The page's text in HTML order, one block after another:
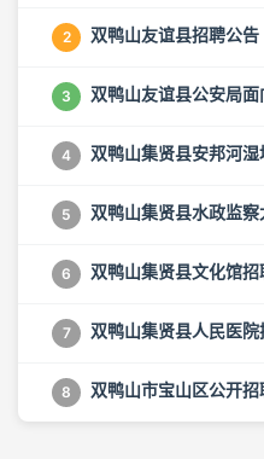
2 双鸭山友谊县招聘公告
3 双鸭山友谊县公安局
4 双鸭山集贤县安邦河
5 双鸭山集贤县水政监
6 双鸭山集贤县文化馆招
7 双鸭山集贤县人民医
8 双鸭山市宝山区公开